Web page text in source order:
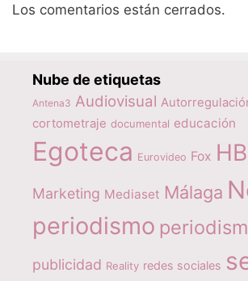
Los comentarios están cerrados.
Nube de etiquetas
Antena3 Audiovisual
cortometraje documental educación
Egoteca Eurovideo Fox
Marketing Mediaset Málaga
periodismo
publicidad Reality redes sociales